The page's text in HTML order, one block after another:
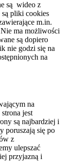
są wideo z
pliki cookies
m.in.
ma możliwości
są dopiero
nie godzi się na
na
na
jest
są najbardziej i
poruszają się po
z
ulepszać
przyjazną i